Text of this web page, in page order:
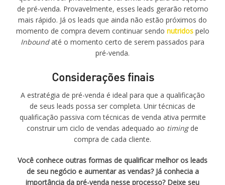
de pré-venda. Provavelmente, esses leads gerarão retorno
mais rápido. Já os leads que ainda não estão próximos do
momento de compra devem continuar sendo nutridospelo
Inboundaté o momento certo de serem passados para
pré-venda.
Considerações finais
A estratégia de pré-venda é ideal para que a qualificação
de seus leads possa ser completa. Unir técnicas de
qualificação passiva com técnicas de venda ativa permite
construir um ciclo de vendas adequado ao timingde
compra de cada cliente.
Você conhece outras formas de qualificar melhor os leads
de seu negócio e aumentar as vendas? Já conhecia a
importância da pré-venda nesse processo? Deixe seu